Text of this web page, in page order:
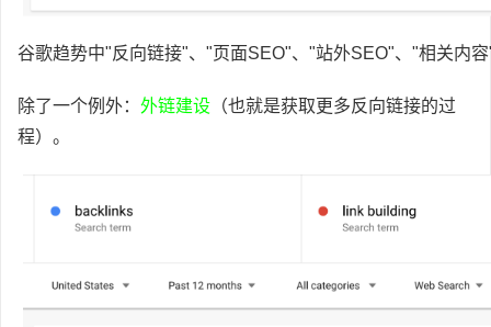
谷歌趋势中"反向链接"、"页面SEO"、"站外SEO"、"相关内
除了一个例外： 外链建设 （也就是获取更多反向链接的过
程）。